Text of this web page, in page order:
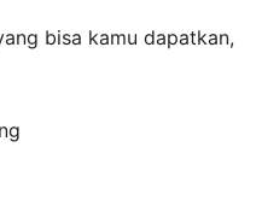
bisa kamu dapatkan,